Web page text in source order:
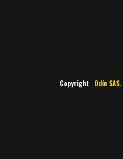
Copyright Odín SAS.